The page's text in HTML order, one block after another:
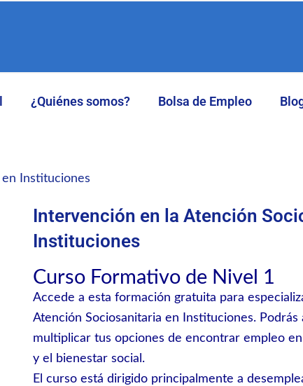
¿Quiénes somos? Bolsa de Empleo
Instituciones
Intervención en la Atención
Instituciones
Curso Formativo de Nivel 1
Accede a esta formación gratuita para
Atención Sociosanitaria en Instituciones.
multiplicar tus opciones de encontrar empleo
y el bienestar social.
El curso está dirigido principalmente a